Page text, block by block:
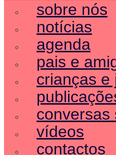
sobre nós
notícias
agenda
pais e
crianças e
conversas
vídeos
contactos